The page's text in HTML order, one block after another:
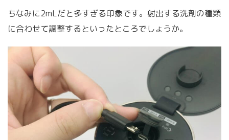
ちなみに2mLだと多すぎる印象です。射出する洗剤の種類
に合わせて調整するといったところでしょうか。